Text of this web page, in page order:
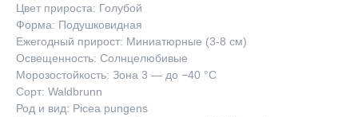
Цвет прироста: Голубой
Форма: Подушковидная
Ежегодный прирост: Миниатюрные (3-8 см)
Освещенность: Солнцелюбивые
Морозостойкость: Зона 3 — до −40 °C
Сорт: Waldbrunn
Род и вид: Picea pungens